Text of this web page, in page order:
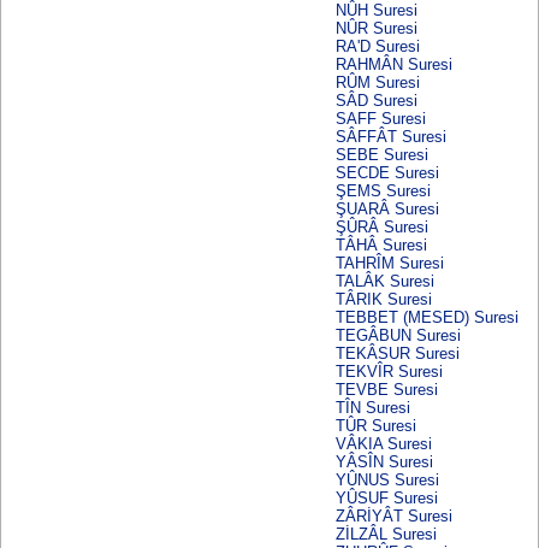
NÛH Suresi
NÛR Suresi
RA'D Suresi
RAHMÂN Suresi
RÛM Suresi
SÂD Suresi
SAFF Suresi
SÂFFÂT Suresi
SEBE Suresi
SECDE Suresi
ŞEMS Suresi
ŞUARÂ Suresi
ŞÛRÂ Suresi
TÂHÂ Suresi
TAHRÎM Suresi
TALÂK Suresi
TÂRIK Suresi
TEBBET (MESED) Suresi
TEGÂBUN Suresi
TEKÂSUR Suresi
TEKVÎR Suresi
TEVBE Suresi
TÎN Suresi
TÛR Suresi
VÂKIA Suresi
YÂSÎN Suresi
YÛNUS Suresi
YÛSUF Suresi
ZÂRİYÂT Suresi
ZİLZÂL Suresi